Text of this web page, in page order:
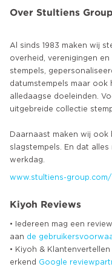
Over Stultiens Group
Al sinds 1983 maken wij
overheid, verenigingen
stempels,
datumstempels maar ook
alledaagse doeleinden.
uitgebreide collectie
Daarnaast maken wij ook
slagstempels. En dat
www.stultiens-group.com/
Kiyoh Reviews
• Iedereen mag een review
aan de
• Kiyoh &
erkend Google